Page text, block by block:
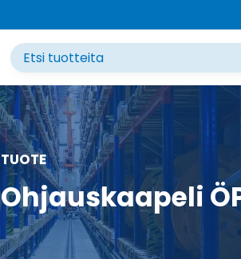
TUOTE
Ohjauskaapeli